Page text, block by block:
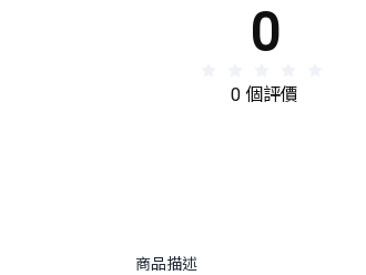
0
0 個評價
商品描述